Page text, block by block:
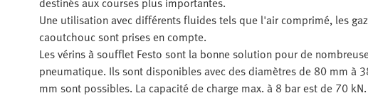
Une utilisation avec différents fluides tels que l'air comprimé, les
caoutchouc sont prises en compte.
Les vérins à soufflet Festo sont la bonne solution pour de
pneumatique. Ils sont disponibles avec des diamètres de 80 mm à
mm sont possibles. La capacité de charge max. à 8 bar est de 70 kN.